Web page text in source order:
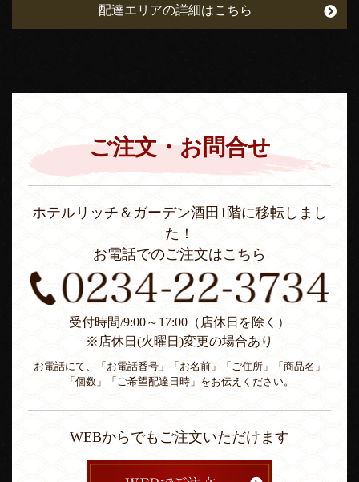
配達エリアの詳細はこちら
ご注文・お問合せ
ホテルリッチ＆ガーデン酒田1階に移転しまし
た！
お電話でのご注文はこちら
受付時間/9:00～17:00（店休日を除く）
※店休日(火曜日)変更の場合あり
お電話にて、「お電話番号」「お名前」「ご住所」「商品名」
「個数」「ご希望配達日時」をお伝えください。
WEBからでもご注文いただけます